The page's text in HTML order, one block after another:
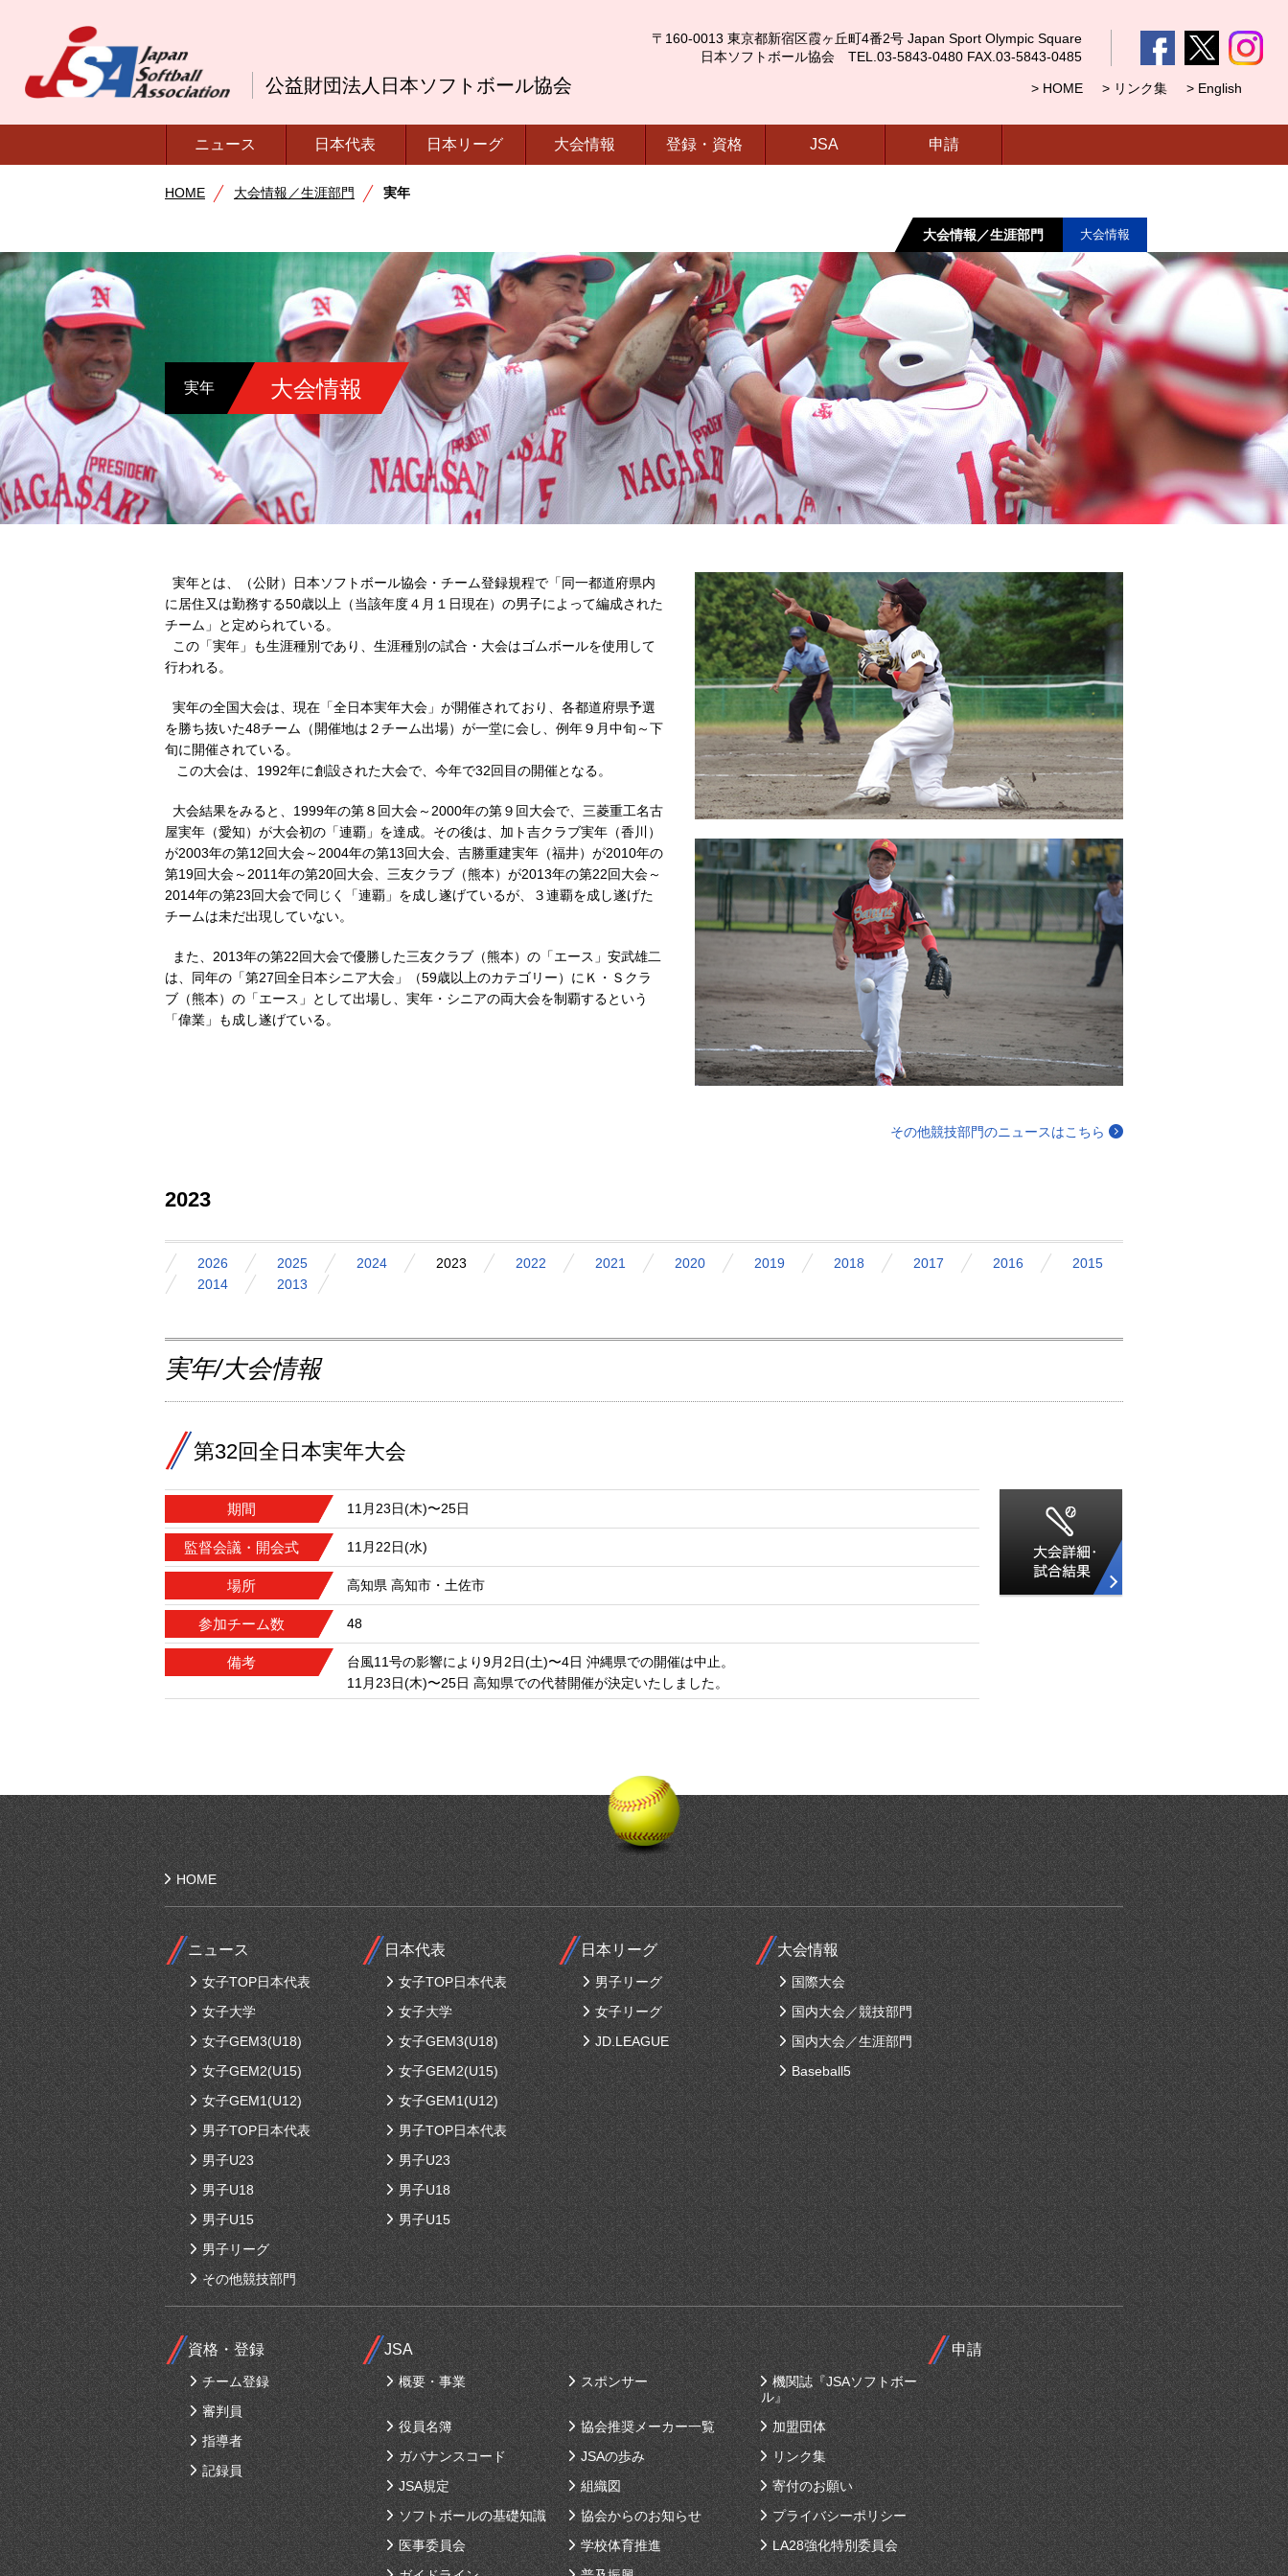
公益財団法人日本ソフトボール協会
〒160-0013 東京都新宿区霞ヶ丘町4番2号 Japan Sport Olympic Square
日本ソフトボール協会 TEL.03-5843-0480 FAX.03-5843-0485
> HOME > リンク集 > English
ニュース 日本代表 日本リーグ 大会情報 登録・資格 JSA 申請
HOME 大会情報／生涯部門 実年
大会情報／生涯部門 大会情報
実年 大会情報
実年とは、（公財）日本ソフトボール協会・チーム登録規程で「同一都道府県内
に居住又は勤務する50歳以上（当該年度４月１日現在）の男子によって編成された
チーム」と定められている。
この「実年」も生涯種別であり、生涯種別の試合・大会はゴムボールを使用して
行われる。
実年の全国大会は、現在「全日本実年大会」が開催されており、各都道府県予選
を勝ち抜いた48チーム（開催地は２チーム出場）が一堂に会し、例年９月中旬～下
旬に開催されている。
この大会は、1992年に創設された大会で、今年で32回目の開催となる。
大会結果をみると、1999年の第８回大会～2000年の第９回大会で、三菱重工名古
屋実年（愛知）が大会初の「連覇」を達成。その後は、加ト吉クラブ実年（香川）
が2003年の第12回大会～2004年の第13回大会、吉勝重建実年（福井）が2010年の
第19回大会～2011年の第20回大会、三友クラブ（熊本）が2013年の第22回大会～
2014年の第23回大会で同じく「連覇」を成し遂げているが、３連覇を成し遂げた
チームは未だ出現していない。
また、2013年の第22回大会で優勝した三友クラブ（熊本）の「エース」安武雄二
は、同年の「第27回全日本シニア大会」（59歳以上のカテゴリー）にＫ・Ｓクラ
ブ（熊本）の「エース」として出場し、実年・シニアの両大会を制覇するという
「偉業」も成し遂げている。
その他競技部門のニュースはこちら
2023
2026 2025 2024 2023 2022 2021 2020 2019 2018 2017 2016
2015
2014
2013
実年/大会情報
第32回全日本実年大会
期間 11月23日(木)〜25日
監督会議・開会式 11月22日(水)
場所 高知県 高知市・土佐市
参加チーム数 48
備考
台風11号の影響により9月2日(土)〜4日 沖縄県での開催は中止。
11月23日(木)〜25日 高知県での代替開催が決定いたしました。
HOME
ニュース
女子TOP日本代表
女子大学
女子GEM3(U18)
女子GEM2(U15)
女子GEM1(U12)
男子TOP日本代表
男子U23
男子U18
男子U15
男子リーグ
その他競技部門
日本代表
女子TOP日本代表
女子大学
女子GEM3(U18)
女子GEM2(U15)
女子GEM1(U12)
男子TOP日本代表
男子U23
男子U18
男子U15
日本リーグ
男子リーグ
女子リーグ
JD.LEAGUE
大会情報
国際大会
国内大会／競技部門
国内大会／生涯部門
Baseball5
資格・登録
チーム登録
審判員
指導者
記録員
JSA
概要・事業 スポンサー
機関誌『JSAソフトボー
ル』
役員名簿
協会推奨メーカー一覧
加盟団体
ガバナンスコード
JSAの歩み
リンク集
JSA規定
組織図
寄付のお願い
ソフトボールの基礎知識
協会からのお知らせ
プライバシーポリシー
医事委員会
学校体育推進
LA28強化特別委員会
申請